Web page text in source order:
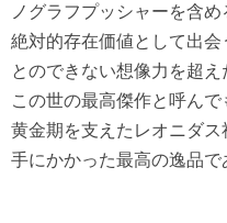
ノグラフプッシャーを含
絶対的存在価値として出
とのできない想像力を超
この世の最高傑作と呼ん
黄金期を支えたレオニダ
手にかかった最高の逸品で